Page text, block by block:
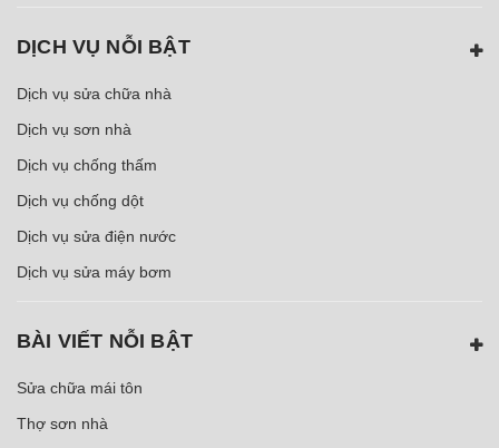
DỊCH VỤ NỖI BẬT
Dịch vụ sửa chữa nhà
Dịch vụ sơn nhà
Dịch vụ chống thấm
Dịch vụ chống dột
Dịch vụ sửa điện nước
Dịch vụ sửa máy bơm
BÀI VIẾT NỖI BẬT
Sửa chữa mái tôn
Thợ sơn nhà